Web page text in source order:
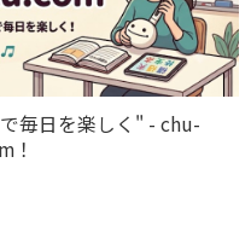
毎日を楽しく" - chu-
！
サイド

前へ